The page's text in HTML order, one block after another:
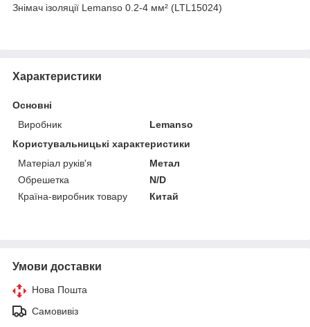
Знімач ізоляції Lemanso 0.2-4 мм² (LTL15024)
Характеристики
Основні
Виробник
Lemanso
Користувальницькі характеристики
Матеріал руків'я
Метал
Обрешетка
N/D
Країна-виробник товару
Китай
Умови доставки
Нова Пошта
Самовивіз